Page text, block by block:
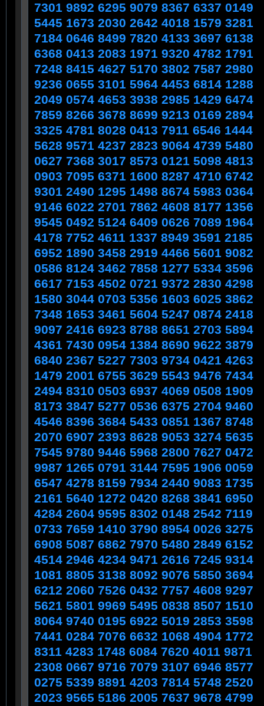
7301 9892 6295 9079 8367 6337 0149
5445 1673 2030 2642 4018 1579 3281
7184 0646 8499 7820 4133 3697 6138
6368 0413 2083 1971 9320 4782 1791
7248 8415 4627 5170 3802 7587 2980
9236 0655 3101 5964 4453 6814 1288
2049 0574 4653 3938 2985 1429 6474
7859 8266 3678 8699 9213 0169 2894
3325 4781 8028 0413 7911 6546 1444
5628 9571 4237 2823 9064 4739 5480
0627 7368 3017 8573 0121 5098 4813
0903 7095 6371 1600 8287 4710 6742
9301 2490 1295 1498 8674 5983 0364
9146 6022 2701 7862 4608 8177 1356
9545 0492 5124 6409 0626 7089 1964
4178 7752 4611 1337 8949 3591 2185
6952 1890 3458 2919 4466 5601 9082
0586 8124 3462 7858 1277 5334 3596
6617 7153 4502 0721 9372 2830 4298
1580 3044 0703 5356 1603 6025 3862
7348 1653 3461 5604 5247 0874 2418
9097 2416 6923 8788 8651 2703 5894
4361 7430 0954 1384 8690 9622 3879
6840 2367 5227 7303 9734 0421 4263
1479 2001 6755 3629 5543 9476 7434
2494 8310 0503 6937 4069 0508 1909
8173 3847 5277 0536 6375 2704 9460
4546 8396 3684 5433 0851 1367 8748
2070 6907 2393 8628 9053 3274 5635
7545 9780 9446 5968 2800 7627 0472
9987 1265 0791 3144 7595 1906 0059
6547 4278 8159 7934 2440 9083 1735
2161 5640 1272 0420 8268 3841 6950
4284 2604 9595 8302 0148 2542 7119
0733 7659 1410 3790 8954 0026 3275
6908 5087 6862 7970 5480 2849 6152
4514 2946 4234 9471 2616 7245 9314
1081 8805 3138 8092 9076 5850 3694
6212 2060 7526 0432 7757 4608 9297
5621 5801 9969 5495 0838 8507 1510
8064 9740 0195 6922 5019 2853 3598
7441 0284 7076 6632 1068 4904 1772
8311 4283 1748 6084 7620 4011 9871
2308 0667 9716 7079 3107 6946 8577
0275 5339 8891 4203 7814 5748 2520
2023 9565 5186 2005 7637 9678 4799